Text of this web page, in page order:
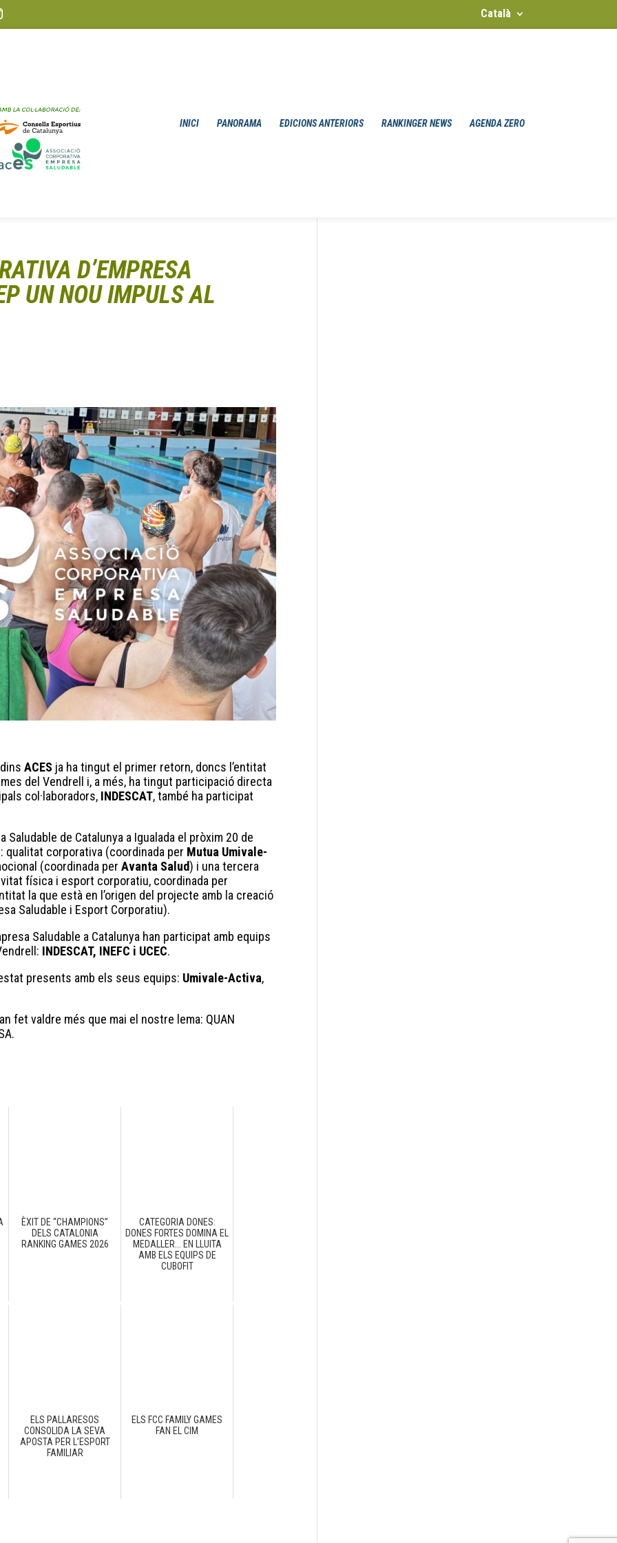
Català
INICI PANORAMA EDICIONS ANTERIORS RANKINGER NEWS AGENDA ZERO
D’EMPRESA
UN NOU IMPULS AL
dinsACES ja ha tingut el primer retorn, doncs l’entitat
del Vendrell i, a més, ha tingut participació directa
col·laboradors, INDESCAT, també ha participat
Saludable de Catalunya a Igualada el pròxim 20 de
corporativa (coordinada per Mutua Umivale-
(coordinada perAvanta Salud) i una tercera
física i esport corporatiu, coordinada per
la que està en l’origen del projecte amb la creació
Saludable i Esport Corporatiu).
Saludable a Catalunya han participat amb equips
INDESCAT, INEFC i UCEC.
presents amb els seus equips: Umivale-Activa,
fet valdre més que mai el nostre lema: QUAN
ÈXIT DE “CHAMPIONS”
DELS CATALONIA
RANKING GAMES 2026
CATEGORIA DONES:
DONES FORTES DOMINA EL
MEDALLER... EN LLUITA
AMB ELS EQUIPS DE
CUBOFIT
ELS PALLARESOS
CONSOLIDA LA SEVA
APOSTA PER L’ESPORT
FAMILIAR
ELS FCC FAMILY GAMES
FAN EL CIM